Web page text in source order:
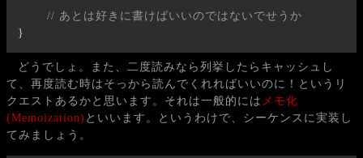
// あとは好きに書けばいいのではないでせうか
}
どうでしょ。また、二度読みなら列挙したらキャッシュし
て、再度読む時はそっから読んでくれればいいのに！というリ
クエストあるかと思います。それは一般的には メモ化
(Memoization) といいます。というわけで、シーケンスに実装し
てみましょう。